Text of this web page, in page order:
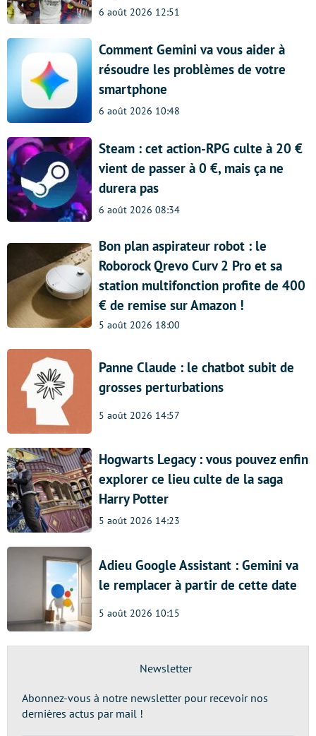
6 août 2026 12:51
Comment Gemini va vous aider à
résoudre les problèmes de votre
smartphone
6 août 2026 10:48
Steam : cet action-RPG culte à 20 €
vient de passer à 0 €, mais ça ne
durera pas
6 août 2026 08:34
Bon plan aspirateur robot : le
Roborock Qrevo Curv 2 Pro et sa
station multifonction profite de 400
€ de remise sur Amazon !
5 août 2026 18:00
Panne Claude : le chatbot subit de
grosses perturbations
5 août 2026 14:57
Hogwarts Legacy : vous pouvez enfin
explorer ce lieu culte de la saga
Harry Potter
5 août 2026 14:23
Adieu Google Assistant : Gemini va
le remplacer à partir de cette date
5 août 2026 10:15
Newsletter
Abonnez-vous à notre newsletter pour recevoir nos
dernières actus par mail !